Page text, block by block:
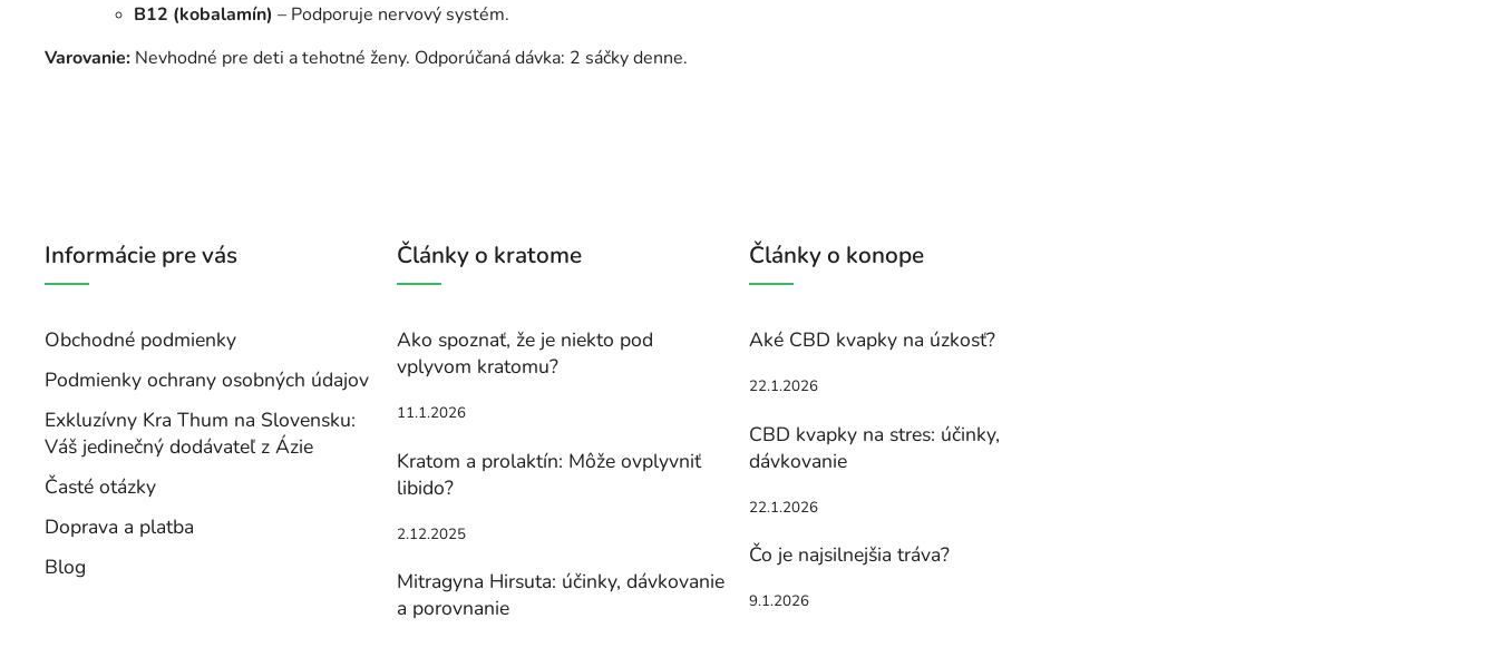
B12 (kobalamín) – Podporuje nervový systém.
Varovanie: Nevhodné pre deti a tehotné ženy. Odporúčaná dávka: 2 sáčky denne.
Informácie pre vás
Obchodné podmienky
Podmienky ochrany osobných údajov
Exkluzívny Kra Thum na Slovensku:
Váš jedinečný dodávateľ z Ázie
Časté otázky
Doprava a platba
Blog
Články o kratome
Ako spoznať, že je niekto pod
vplyvom kratomu?
11.1.2026
Kratom a prolaktín: Môže ovplyvniť
libido?
2.12.2025
Mitragyna Hirsuta: účinky, dávkovanie
a porovnanie
Články o konope
Aké CBD kvapky na úzkosť?
22.1.2026
CBD kvapky na stres: účinky,
dávkovanie
22.1.2026
Čo je najsilnejšia tráva?
9.1.2026